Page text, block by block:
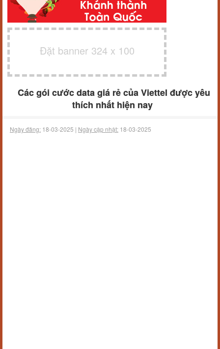
Đặt banner 324 x 100
Các gói cước data giá rẻ của Viettel được yêu
thích nhất hiện nay
Ngày đăng: 18-03-2025 | Ngày cập nhật: 18-03-2025